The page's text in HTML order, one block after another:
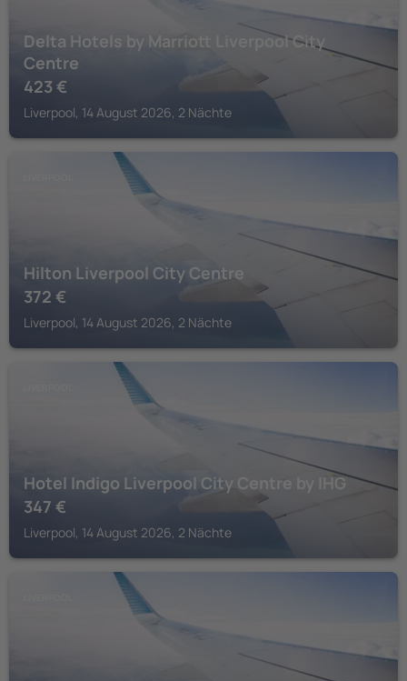
Delta Hotels by Marriott Liverpool City
Centre
423 €
Liverpool, 14 August 2026, 2 Nächte
Hilton Liverpool City Centre
372 €
Liverpool, 14 August 2026, 2 Nächte
Hotel Indigo Liverpool City Centre by IHG
347 €
Liverpool, 14 August 2026, 2 Nächte